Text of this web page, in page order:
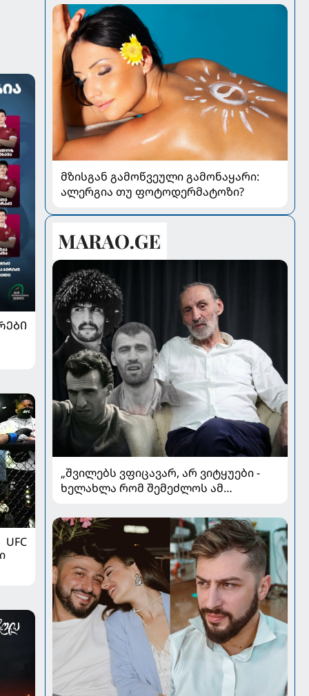
UFC
მომავალი
მზისგან გამოწვეული გამონაყარი:
ალერგია თუ ფოტოდერმატოზი?
„შვილებს ვფიცავარ, არ ვიტყუები -
ხელახლა რომ შემეძლოს ამ
გავივლიდი“ - ზაზა კოლელიშვილი
პირად ომებსა და კარიერულ
გარდატეხაზე